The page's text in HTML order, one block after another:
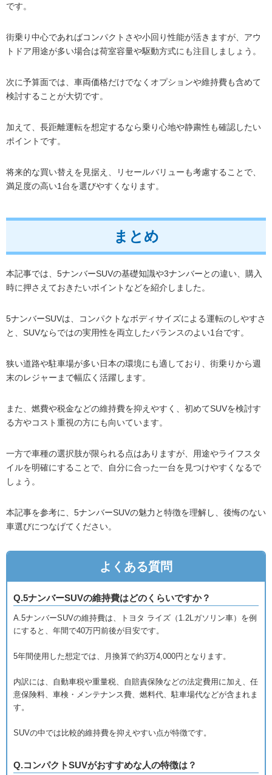
です。
街乗り中心であればコンパクトさや小回り性能が活きますが、アウ
トドア用途が多い場合は荷室容量や駆動方式にも注目しましょう。
次に予算面では、車両価格だけでなくオプションや維持費も含めて
検討することが大切です。
加えて、長距離運転を想定するなら乗り心地や静粛性も確認したい
ポイントです。
将来的な買い替えを見据え、リセールバリューも考慮することで、
満足度の高い1台を選びやすくなります。
まとめ
本記事では、5ナンバーSUVの基礎知識や3ナンバーとの違い、購入
時に押さえておきたいポイントなどを紹介しました。
5ナンバーSUVは、コンパクトなボディサイズによる運転のしやすさ
と、SUVならではの実用性を両立したバランスのよい1台です。
狭い道路や駐車場が多い日本の環境にも適しており、街乗りから週
末のレジャーまで幅広く活躍します。
また、燃費や税金などの維持費を抑えやすく、初めてSUVを検討す
る方やコスト重視の方にも向いています。
一方で車種の選択肢が限られる点はありますが、用途やライフスタ
イルを明確にすることで、自分に合った一台を見つけやすくなるで
しょう。
本記事を参考に、5ナンバーSUVの魅力と特徴を理解し、後悔のない
車選びにつなげてください。
よくある質問
Q.5ナンバーSUVの維持費はどのくらいですか？
A.5ナンバーSUVの維持費は、トヨタ ライズ（1.2Lガソリン車）を例
にすると、年間で40万円前後が目安です。
5年間使用した想定では、月換算で約3万4,000円となります。
内訳には、自動車税や重量税、自賠責保険などの法定費用に加え、任
意保険料、車検・メンテナンス費、燃料代、駐車場代などが含まれま
す。
SUVの中では比較的維持費を抑えやすい点が特徴です。
Q.コンパクトSUVがおすすめな人の特徴は？